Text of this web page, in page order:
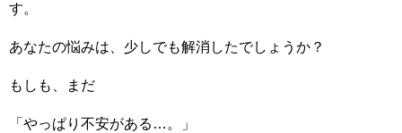
す。
あなたの悩みは、少しでも解消したでしょうか？
もしも、まだ
「やっぱり不安がある…。」